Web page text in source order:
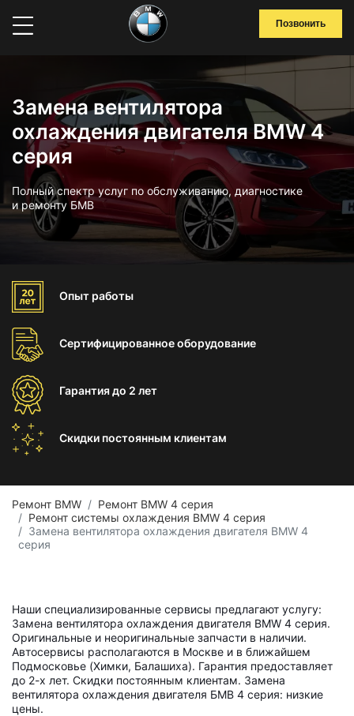
Позвонить
Замена вентилятора
охлаждения двигателя BMW 4
серия
Полный спектр услуг по обслуживанию, диагностике
и ремонту БМВ
Опыт работы
Сертифицированноеоборудование
Гарантиядо 2 лет
Скидки постоянным клиентам
Ремонт BMW
Ремонт BMW 4 серия
Ремонт системы охлаждения BMW 4 серия
Замена вентилятора охлаждения двигателя BMW 4
серия
Наши специализированные сервисы предлагают услугу:
Замена вентилятора охлаждения двигателя BMW 4 серия.
Оригинальные и неоригинальные запчасти в наличии.
Автосервисы располагаются в Москве и в ближайшем
Подмосковье (Химки, Балашиха). Гарантия предоставляет
до 2-х лет. Скидки постоянным клиентам. Замена
вентилятора охлаждения двигателя БМВ 4 серия: низкие
цены.